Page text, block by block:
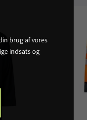
brug af vores
indsats og